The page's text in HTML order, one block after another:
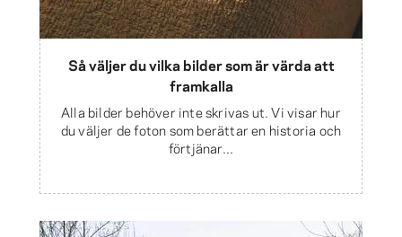
Så väljer du vilka bilder som är värda att
framkalla
Alla bilder behöver inte skrivas ut. Vi visar hur
du väljer de foton som berättar en historia och
förtjänar...